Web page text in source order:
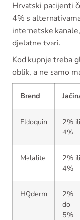
Hrvatski pacijenti
4% s
internetske
djelatne tvari.
Kod kupnje treba
oblik, a ne samo
Brend
Eldoquin
2% ili
4%
Melalite
2% ili
4%
HQderm
2%
do
5%